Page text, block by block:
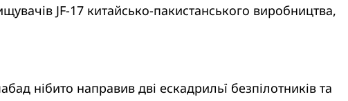
JF-17 китайсько-пакистанського виробництва,
нібито направив дві ескадрильї безпілотників та